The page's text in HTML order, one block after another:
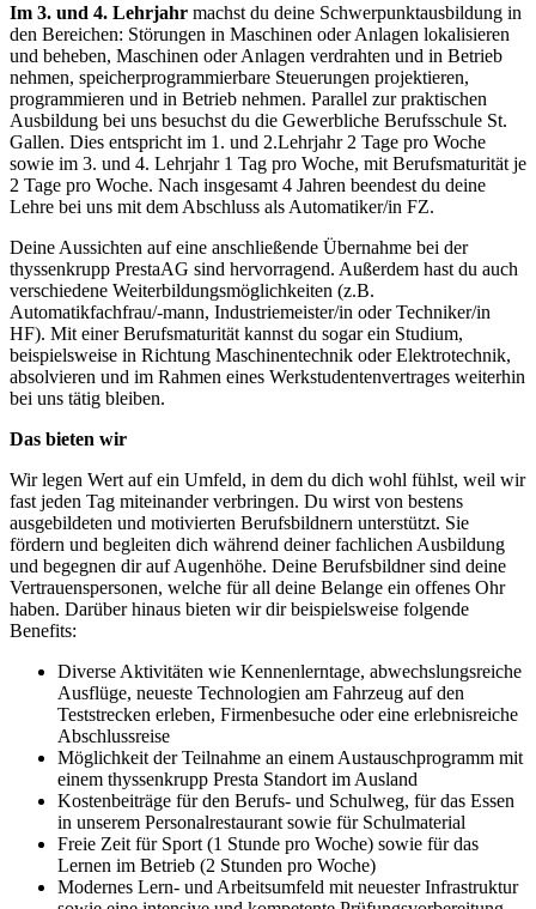
Im 3. und 4. Lehrjahr machst du deine Schwerpunktausbildung in
den Bereichen: Störungen in Maschinen oder Anlagen lokalisieren
und beheben, Maschinen oder Anlagen verdrahten und in Betrieb
nehmen, speicherprogrammierbare Steuerungen projektieren,
programmieren und in Betrieb nehmen. Parallel zur praktischen
Ausbildung bei uns besuchst du die Gewerbliche Berufsschule St.
Gallen. Dies entspricht im 1. und 2.Lehrjahr 2 Tage pro Woche
sowie im 3. und 4. Lehrjahr 1 Tag pro Woche, mit Berufsmaturität je
2 Tage pro Woche. Nach insgesamt 4 Jahren beendest du deine
Lehre bei uns mit dem Abschluss als Automatiker/in FZ.
Deine Aussichten auf eine anschließende Übernahme bei der
thyssenkrupp PrestaAG sind hervorragend. Außerdem hast du auch
verschiedene Weiterbildungsmöglichkeiten (z.B.
Automatikfachfrau/-mann, Industriemeister/in oder Techniker/in
HF). Mit einer Berufsmaturität kannst du sogar ein Studium,
beispielsweise in Richtung Maschinentechnik oder Elektrotechnik,
absolvieren und im Rahmen eines Werkstudentenvertrages weiterhin
bei uns tätig bleiben.
Das bieten wir
Wir legen Wert auf ein Umfeld, in dem du dich wohl fühlst, weil wir
fast jeden Tag miteinander verbringen. Du wirst von bestens
ausgebildeten und motivierten Berufsbildnern unterstützt. Sie
fördern und begleiten dich während deiner fachlichen Ausbildung
und begegnen dir auf Augenhöhe. Deine Berufsbildner sind deine
Vertrauenspersonen, welche für all deine Belange ein offenes Ohr
haben. Darüber hinaus bieten wir dir beispielsweise folgende
Benefits:
Diverse Aktivitäten wie Kennenlerntage, abwechslungsreiche
Ausflüge, neueste Technologien am Fahrzeug auf den
Teststrecken erleben, Firmenbesuche oder eine erlebnisreiche
Abschlussreise
Möglichkeit der Teilnahme an einem Austauschprogramm mit
einem thyssenkrupp Presta Standort im Ausland
Kostenbeiträge für den Berufs- und Schulweg, für das Essen
in unserem Personalrestaurant sowie für Schulmaterial
Freie Zeit für Sport (1 Stunde pro Woche) sowie für das
Lernen im Betrieb (2 Stunden pro Woche)
Modernes Lern- und Arbeitsumfeld mit neuester Infrastruktur